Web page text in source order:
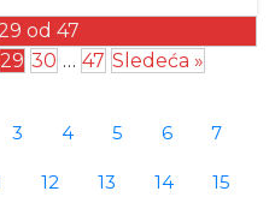
od 47
29 30 … 47 Sledeća »
3 4 5 6 7
12 13 14 15